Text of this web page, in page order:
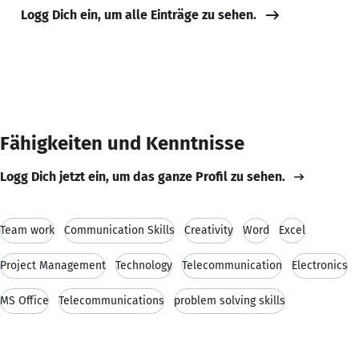
Logg Dich ein, um alle Einträge zu sehen.
Fähigkeiten und Kenntnisse
Logg Dich jetzt ein, um das ganze Profil zu sehen.
Team work Communication Skills Creativity Word Excel
Project Management Technology Telecommunication Electronics
MS Office Telecommunications problem solving skills